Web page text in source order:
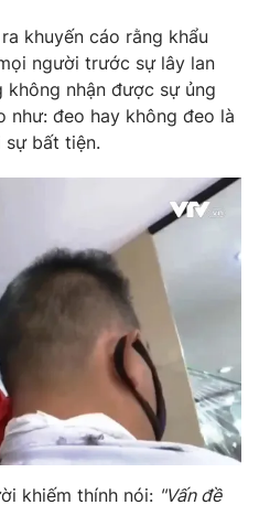
Podcast
Infographic
Shorts video
VTV Thể thao
khuyến cáo rằng khẩu
người trước sự lây lan
không nhận được sự ủng
như: đeo hay không đeo là
sự bất tiện.
khiếm thính nói: "Vấn đề